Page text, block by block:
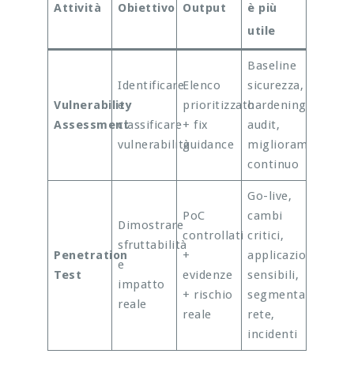
Attività Obiettivo Output
è più
utile
Vulnerability
Assessment
Identificare
e
classificare
vulnerabilità
Elenco
prioritizzato
+ fix
guidance
Baseline
sicurezza,
hardening,
audit,
miglioramento
continuo
Penetration
Test
Dimostrare
sfruttabilità
e
impatto
reale
PoC
controllati
+
evidenze
+ rischio
reale
Go-live,
cambi
critici,
applicazioni
sensibili,
segmentazione
rete,
incidenti